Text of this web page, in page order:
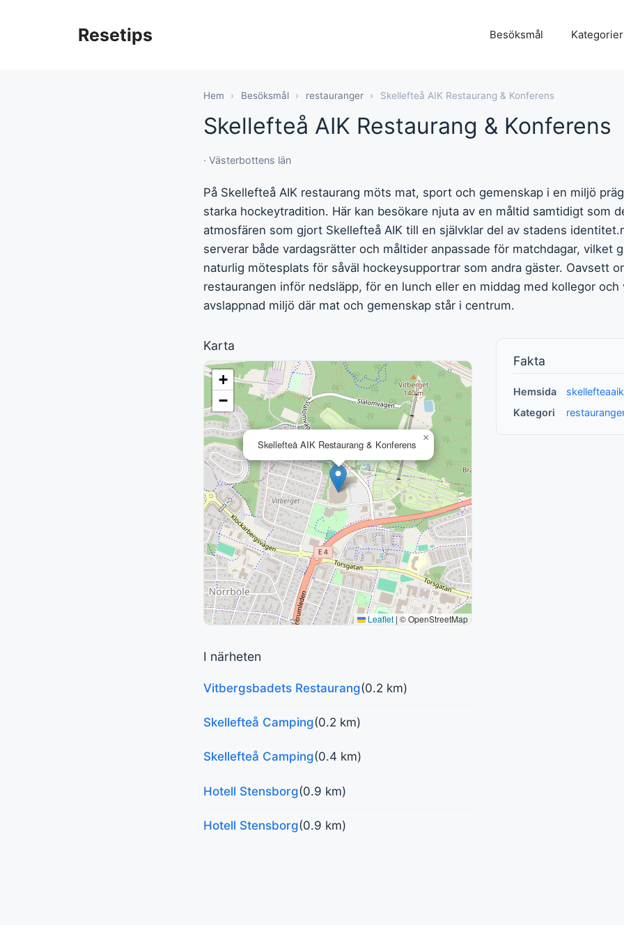
Resetips Besöksmål Kategorier
Hem › Besöksmål › restauranger › Skellefteå AIK Restaurang & Konferens
Skellefteå AIK Restaurang & Konferens
· Västerbottens län
På Skellefteå AIK restaurang möts mat, sport och gemenskap i en miljö
starka hockeytradition. Här kan besökare njuta av en måltid samtidigt som
atmosfären som gjort Skellefteå AIK till en självklar del av stadens
serverar både vardagsrätter och måltider anpassade för matchdagar, vilket
naturlig mötesplats för såväl hockeysupportrar som andra gäster. Oavsett
restaurangen inför nedsläpp, för en lunch eller en middag med kollegor och
avslappnad miljö där mat och gemenskap står i centrum.
Karta
Skellefteå AIK Restaurang & Konferens
×
+
−
Leaflet | © OpenStreetMap
I närheten
Vitbergsbadets Restaurang(0.2 km)
Skellefteå Camping(0.2 km)
Skellefteå Camping(0.4 km)
Hotell Stensborg(0.9 km)
Hotell Stensborg(0.9 km)
Fakta
Hemsida
Kategori